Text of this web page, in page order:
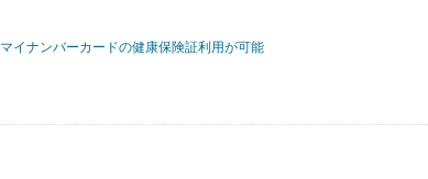
マイナンバーカードの健康保険証利用が可能